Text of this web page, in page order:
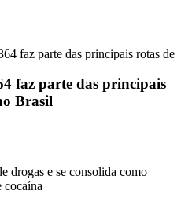
faz parte das principais rotas de
faz parte das principais
Brasil
drogas e se consolida como
cocaína